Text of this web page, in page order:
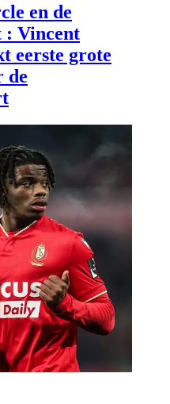
en de
Vincent
eerste grote
de